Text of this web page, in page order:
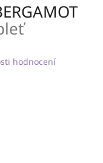
hodnocení